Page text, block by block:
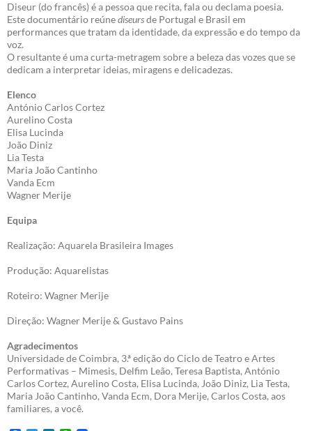
Diseur (do francês) é a pessoa que recita, fala ou declama poesia.
Este documentário reúnediseursde Portugal e Brasil em
performances que tratam da identidade, da expressão e do tempo da
voz.
O resultante é uma curta-metragem sobre a beleza das vozes que se
dedicam a interpretar ideias, miragens e delicadezas.
Elenco
António Carlos Cortez
Aurelino Costa
Elisa Lucinda
João Diniz
Lia Testa
Maria João Cantinho
Vanda Ecm
Wagner Merije
Equipa
Realização: Aquarela Brasileira Images
Produção: Aquarelistas
Roteiro: Wagner Merije
Direção: Wagner Merije & Gustavo Pains
Agradecimentos
Universidade de Coimbra, 3.ª edição do Ciclo de Teatro e Artes
Performativas – Mimesis, Delfim Leão, Teresa Baptista, António
Carlos Cortez, Aurelino Costa, Elisa Lucinda, João Diniz, Lia Testa,
Maria João Cantinho, Vanda Ecm, Dora Merije, Carlos Costa, aos
familiares, a você.